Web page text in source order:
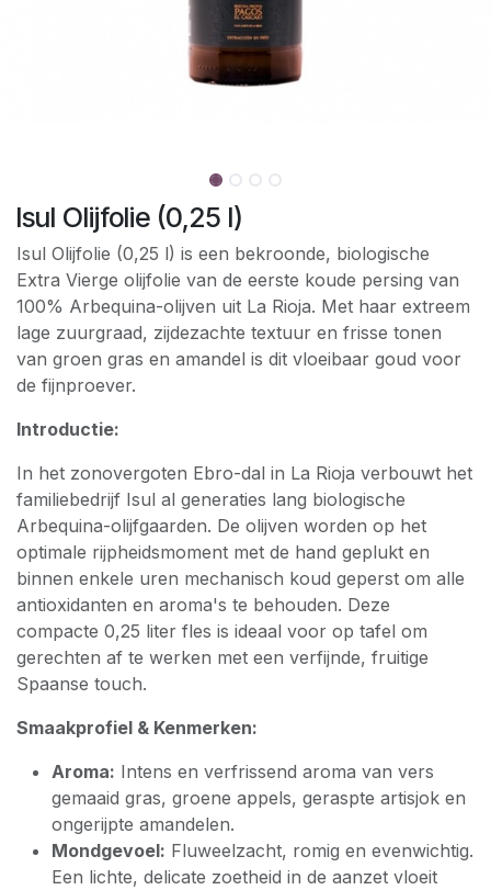
Isul Olijfolie (0,25 l)
Isul Olijfolie (0,25 l) is een bekroonde, biologische
Extra Vierge olijfolie van de eerste koude persing van
100% Arbequina-olijven uit La Rioja. Met haar extreem
lage zuurgraad, zijdezachte textuur en frisse tonen
van groen gras en amandel is dit vloeibaar goud voor
de fijnproever.
Introductie:
In het zonovergoten Ebro-dal in La Rioja verbouwt het
familiebedrijf Isul al generaties lang biologische
Arbequina-olijfgaarden. De olijven worden op het
optimale rijpheidsmoment met de hand geplukt en
binnen enkele uren mechanisch koud geperst om alle
antioxidanten en aroma's te behouden. Deze
compacte 0,25 liter fles is ideaal voor op tafel om
gerechten af te werken met een verfijnde, fruitige
Spaanse touch.
Smaakprofiel & Kenmerken:
Aroma: Intens en verfrissend aroma van vers
gemaaid gras, groene appels, geraspte artisjok en
ongerijpte amandelen.
Mondgevoel: Fluweelzacht, romig en evenwichtig.
Een lichte, delicate zoetheid in de aanzet vloeit